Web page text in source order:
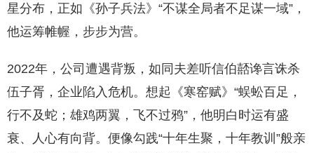
星分布，正如《孙子兵法》“不谋全局者不足谋一域”，
他运筹帷幄，步步为营。
2022年，公司遭遇背叛，如同夫差听信伯嚭谗言诛杀
伍子胥，企业陷入危机。想起《寒窑赋》“蜈蚣百足，
行不及蛇；雄鸡两翼，飞不过鸦”，他明白时运有盛
衰、人心有向背。便像勾践“十年生聚，十年教训”般亲